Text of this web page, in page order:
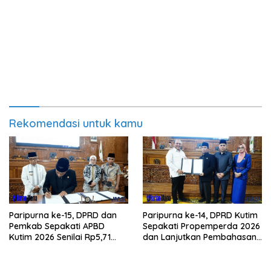
Rekomendasi untuk kamu
Paripurna ke-15, DPRD dan
Pemkab Sepakati APBD
Kutim 2026 Senilai Rp5,71
Paripurna ke-14, DPRD Kutim
Sepakati Propemperda 2026
dan Lanjutkan Pembahasan